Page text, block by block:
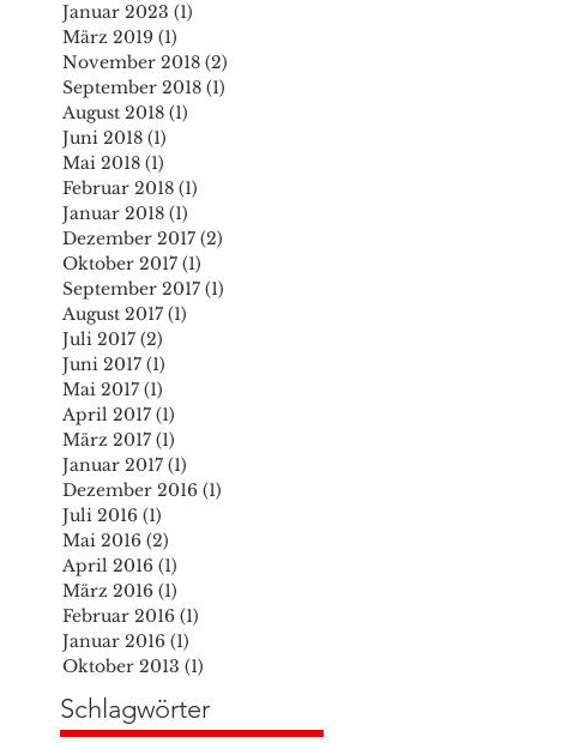
Januar 2023 (1)
März 2019 (1)
November 2018 (2)
September 2018 (1)
August 2018 (1)
Juni 2018 (1)
Mai 2018 (1)
Februar 2018 (1)
Januar 2018 (1)
Dezember 2017 (2)
Oktober 2017 (1)
September 2017 (1)
August 2017 (1)
Juli 2017 (2)
Juni 2017 (1)
Mai 2017 (1)
April 2017 (1)
März 2017 (1)
Januar 2017 (1)
Dezember 2016 (1)
Juli 2016 (1)
Mai 2016 (2)
April 2016 (1)
März 2016 (1)
Februar 2016 (1)
Januar 2016 (1)
Oktober 2013 (1)
Schlagwörter